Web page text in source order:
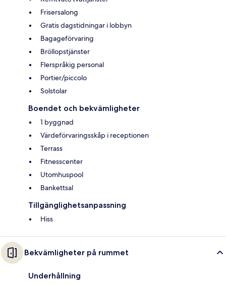
Frisersalong
Gratis dagstidningar i lobbyn
Bagageförvaring
Bröllopstjänster
Flerspråkig personal
Portier/piccolo
Solstolar
Boendet och bekvämligheter
1 byggnad
Värdeförvaringsskåp i receptionen
Terrass
Fitnesscenter
Utomhuspool
Bankettsal
Tillgänglighetsanpassning
Hiss
Bekvämligheter på rummet
Underhållning